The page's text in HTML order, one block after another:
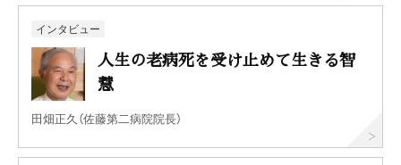
インタビュー
人生の老病死を受け止めて生きる智
慧
田畑正久（佐藤第二病院院長）